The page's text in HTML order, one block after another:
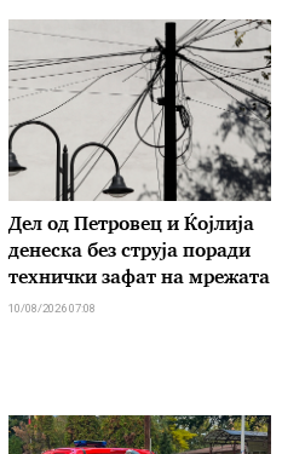
Дел од Петровец и Ќојлија
денеска без струја поради
технички зафат на мрежата
10/08/2026 07:08